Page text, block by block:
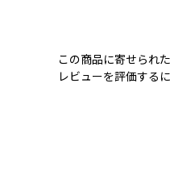
この商品に寄せられ
レビューを評価する